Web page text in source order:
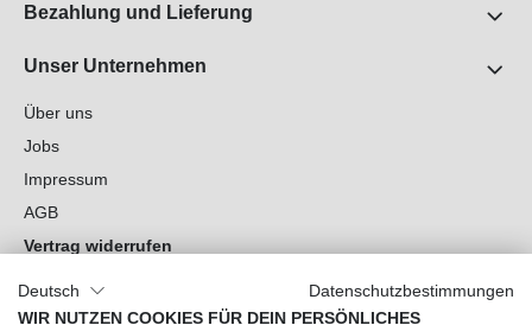
Bezahlung und Lieferung
Unser Unternehmen
Über uns
Jobs
Impressum
AGB
Vertrag widerrufen
Cookie-Einstellungen
Deutsch
Datenschutzbestimmungen
WIR NUTZEN COOKIES FÜR DEIN PERSÖNLICHES